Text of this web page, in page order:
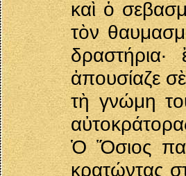
καὶ ὁ
τὸν
ἀπουσίαζε
τὴ γνώμη
Ὁ Ὅσιος
κρατώντας